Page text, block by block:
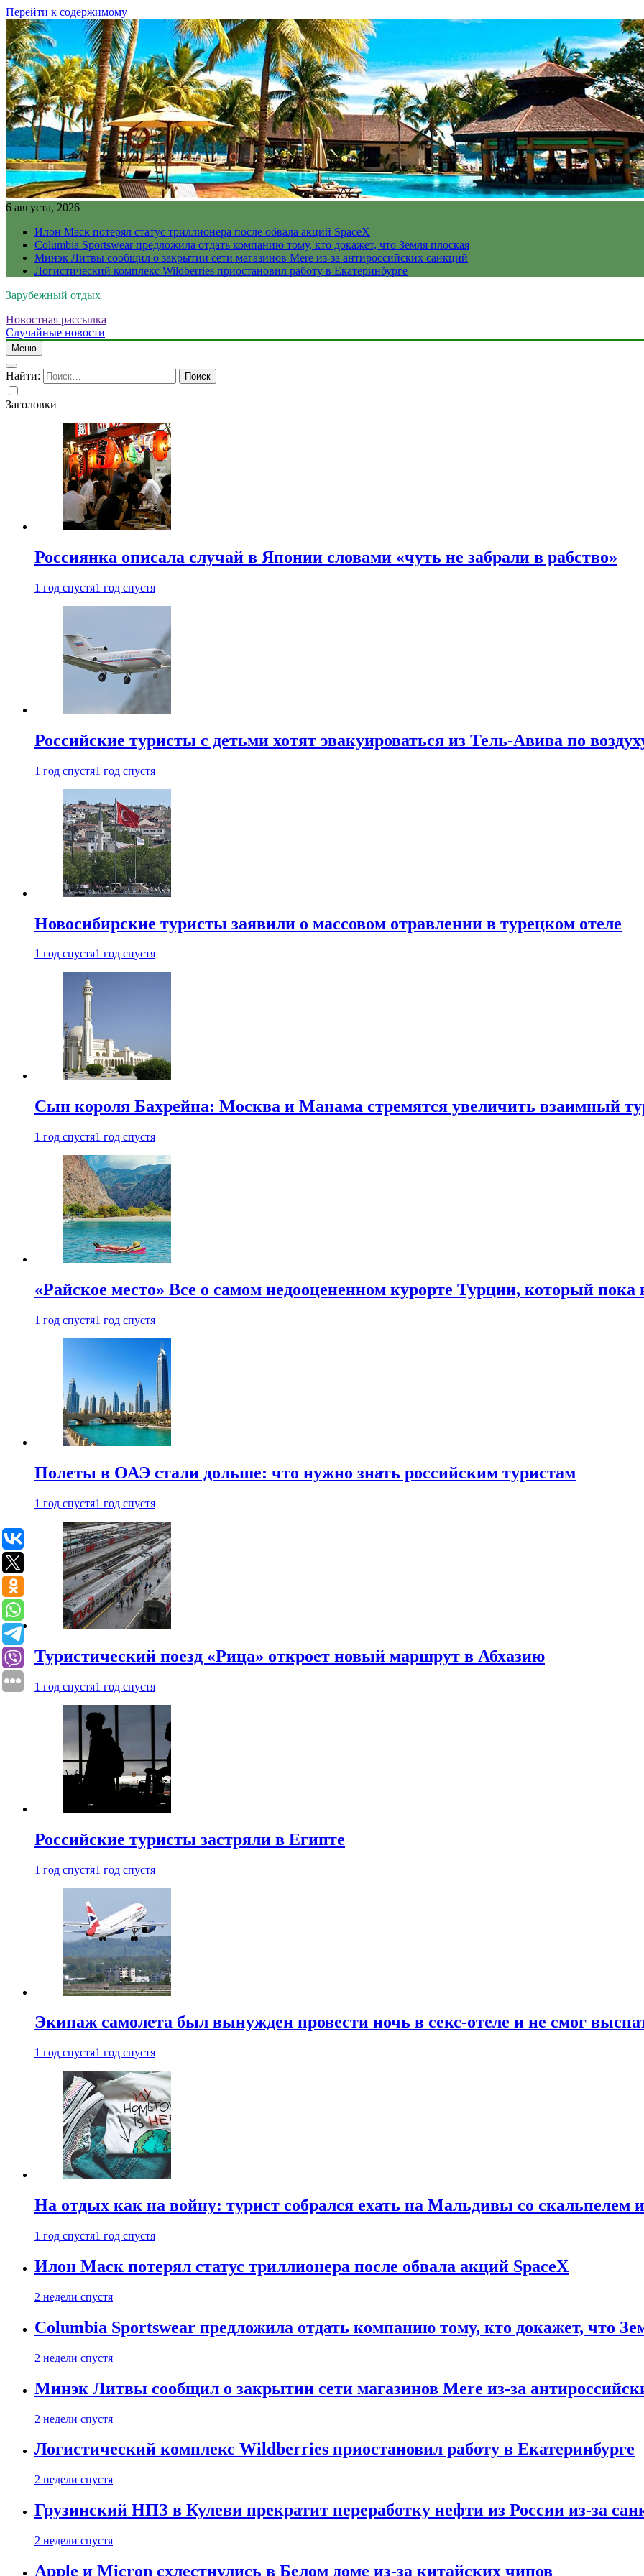
Перейти к содержимому
6 августа, 2026
Илон Маск потерял статус триллионера после обвала акций SpaceX
Columbia Sportswear предложила отдать компанию тому, кто докажет, что Земля плоская
Минэк Литвы сообщил о закрытии сети магазинов Mere из-за антироссийских санкций
Логистический комплекс Wildberries приостановил работу в Екатеринбурге
Зарубежный отдых
Новостная рассылка
Случайные новости
Меню
Найти:
Заголовки
Россиянка описала случай в Японии словами «чуть не забрали в рабство»
1 год спустя1 год спустя
Российские туристы с детьми хотят эвакуироваться из Тель-Авива по
1 год спустя1 год спустя
Новосибирские туристы заявили о массовом отравлении в турецком отеле
1 год спустя1 год спустя
Сын короля Бахрейна: Москва и Манама стремятся увеличить взаимный
1 год спустя1 год спустя
«Райское место» Все о самом недооцененном курорте Турции, который пока
1 год спустя1 год спустя
Полеты в ОАЭ стали дольше: что нужно знать российским туристам
1 год спустя1 год спустя
Туристический поезд «Рица» откроет новый маршрут в Абхазию
1 год спустя1 год спустя
Российские туристы застряли в Египте
1 год спустя1 год спустя
Экипаж самолета был вынужден провести ночь в секс-отеле и не смог
1 год спустя1 год спустя
На отдых как на войну: турист собрался ехать на Мальдивы со скальпелем
1 год спустя1 год спустя
Илон Маск потерял статус триллионера после обвала акций SpaceX
2 недели спустя
Columbia Sportswear предложила отдать компанию тому, кто докажет, что
2 недели спустя
Минэк Литвы сообщил о закрытии сети магазинов Mere из-за
2 недели спустя
Логистический комплекс Wildberries приостановил работу в Екатеринбурге
2 недели спустя
Грузинский НПЗ в Кулеви прекратит переработку нефти из России из-за
2 недели спустя
Apple и Micron схлестнулись в Белом доме из-за китайских чипов